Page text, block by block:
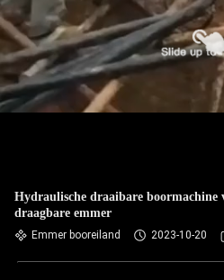
Hydraulische draaibare boormachine
draagbare emmer
Emmer booreiland 2023-10-20